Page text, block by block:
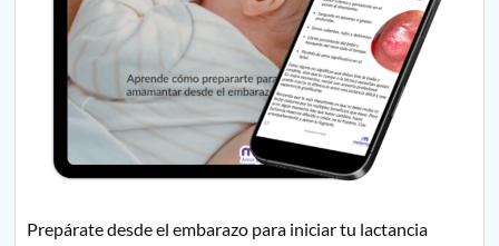
Prepárate desde el embarazo para iniciar tu lactancia